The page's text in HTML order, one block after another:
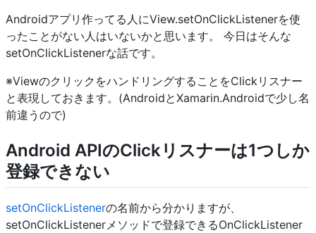
Androidアプリ作ってる人にView.setOnClickListenerを使
ったことがない人はいないかと思います。 今日はそんな
setOnClickListenerな話です。
※ViewのクリックをハンドリングすることをClickリスナー
と表現しておきます。(AndroidとXamarin.Androidで少し名
前違うので)
Android APIのClickリスナーは1つしか
登録できない
setOnClickListenerの名前から分かりますが、
setOnClickListenerメソッドで登録できるOnClickListener